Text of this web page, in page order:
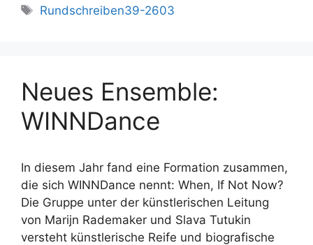
Schlagwörter
Rundschreiben39-2603
Neues Ensemble:
WINNDance
In diesem Jahr fand eine Formation zusammen,
die sich WINNDance nennt: When, If Not Now?
Die Gruppe unter der künstlerischen Leitung
von Marijn Rademaker und Slava Tutukin
versteht künstlerische Reife und biografische